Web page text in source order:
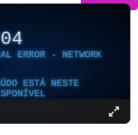
ERROR - NETWORK
ESTÁ NESTE